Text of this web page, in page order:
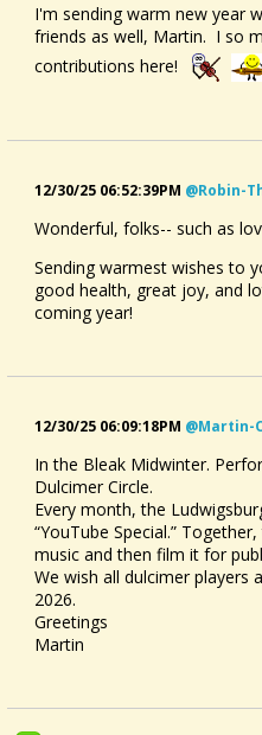
I'm sending warm new year
friends as well, Martin. I so
contributions here!
12/30/25 06:52:39PM @robin-
Wonderful, folks-- such as
Sending warmest wishes to
good health, great joy, and
coming year!
12/30/25 06:09:18PM @martin-
In the Bleak Midwinter.
Dulcimer Circle.
Every month, the
“YouTube Special.”
music and then film it for
We wish all dulcimer players
2026.
Greetings
Martin